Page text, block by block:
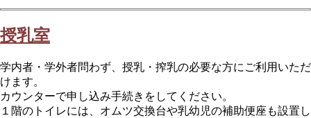
授乳室
学内者・学外者問わず、授乳・搾乳の必要な方にご利用いただ
けます。
カウンターで申し込み手続きをしてください。
１階のトイレには、オムツ交換台や乳幼児の補助便座も設置し